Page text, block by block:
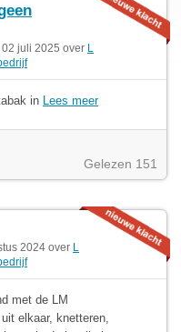
juli 2025 over L
in Lees meer
Gelezen 151
2024 over L
met de LM
elkaar, knetteren,